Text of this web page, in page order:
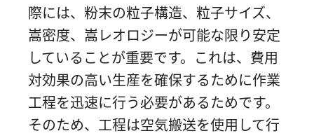
際には、粉末の粒子構造、粒子サイズ、
嵩密度、嵩レオロジーが可能な限り安定
していることが重要です。これは、費用
対効果の高い生産を確保するために作業
工程を迅速に行う必要があるためです。
そのため、工程は空気搬送を使用して行